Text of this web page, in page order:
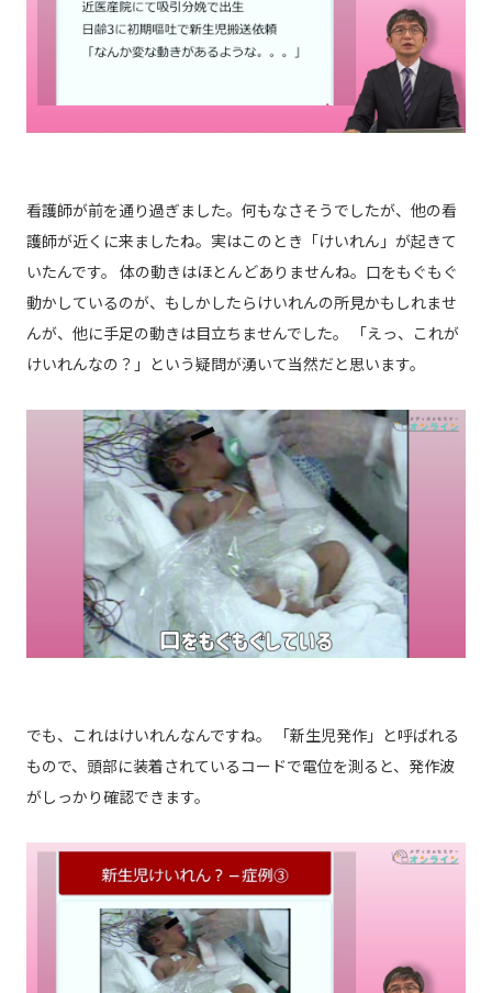
看護師が前を通り過ぎました。何もなさそうでしたが、他の看
護師が近くに来ましたね。実はこのとき「けいれん」が起きて
いたんです。 体の動きはほとんどありませんね。口をもぐもぐ
動かしているのが、もしかしたらけいれんの所見かもしれませ
んが、他に手足の動きは目立ちませんでした。 「えっ、これが
けいれんなの？」という疑問が湧いて当然だと思います。
でも、これはけいれんなんですね。 「新生児発作」と呼ばれる
もので、頭部に装着されているコードで電位を測ると、発作波
がしっかり確認できます。